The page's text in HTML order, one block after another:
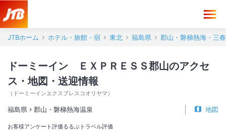
JTBホーム ホテル・旅館・宿 東北 福島県 郡山・磐梯熱海・三春
ドーミーイン ＥＸＰＲＥＳＳ郡山のアクセ
ス・地図・送迎情報
（ ドーミーインエクスプレスコオリヤマ ）
福島県 郡山・磐梯熱海温泉 地図
お客様アンケート評価るるぶトラベル評価